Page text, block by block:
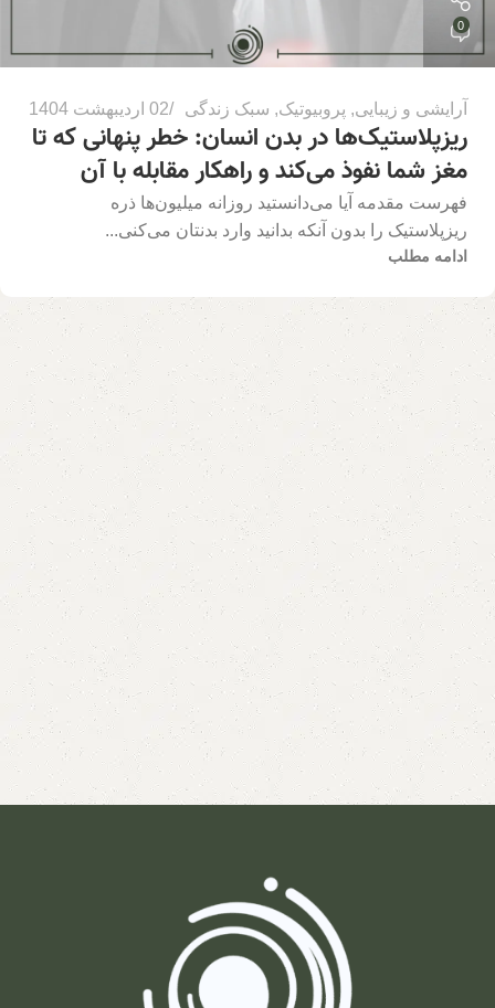
0
آرایشی و زیبایی, پروبیوتیک, سبک زندگی 02 اردیبهشت 1404
ریزپلاستیک‌ها در بدن انسان: خطر پنهانی که تا
مغز شما نفوذ می‌کند و راهکار مقابله با آن
فهرست مقدمه آیا می‌دانستید روزانه میلیون‌ها ذره
ریزپلاستیک را بدون آنکه بدانید وارد بدنتان می‌کنی...
ادامه مطلب